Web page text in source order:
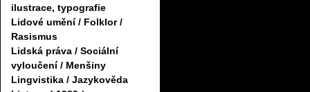
ilustrace, typografie
Lidové umění / Folklor /
Rasismus
Lidská práva / Sociální
vyloučení / Menšiny
Lingvistika / Jazykověda